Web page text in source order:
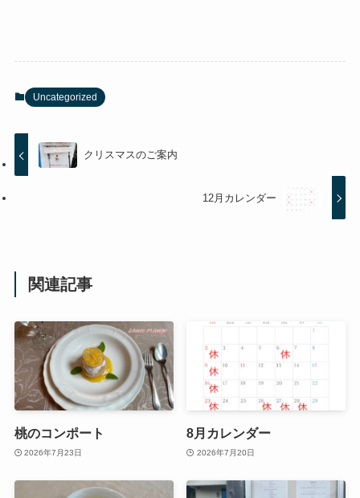
Uncategorized
クリスマスのご案内
12月カレンダー
関連記事
桃のコンポート
2026年7月23日
8月カレンダー
2026年7月20日